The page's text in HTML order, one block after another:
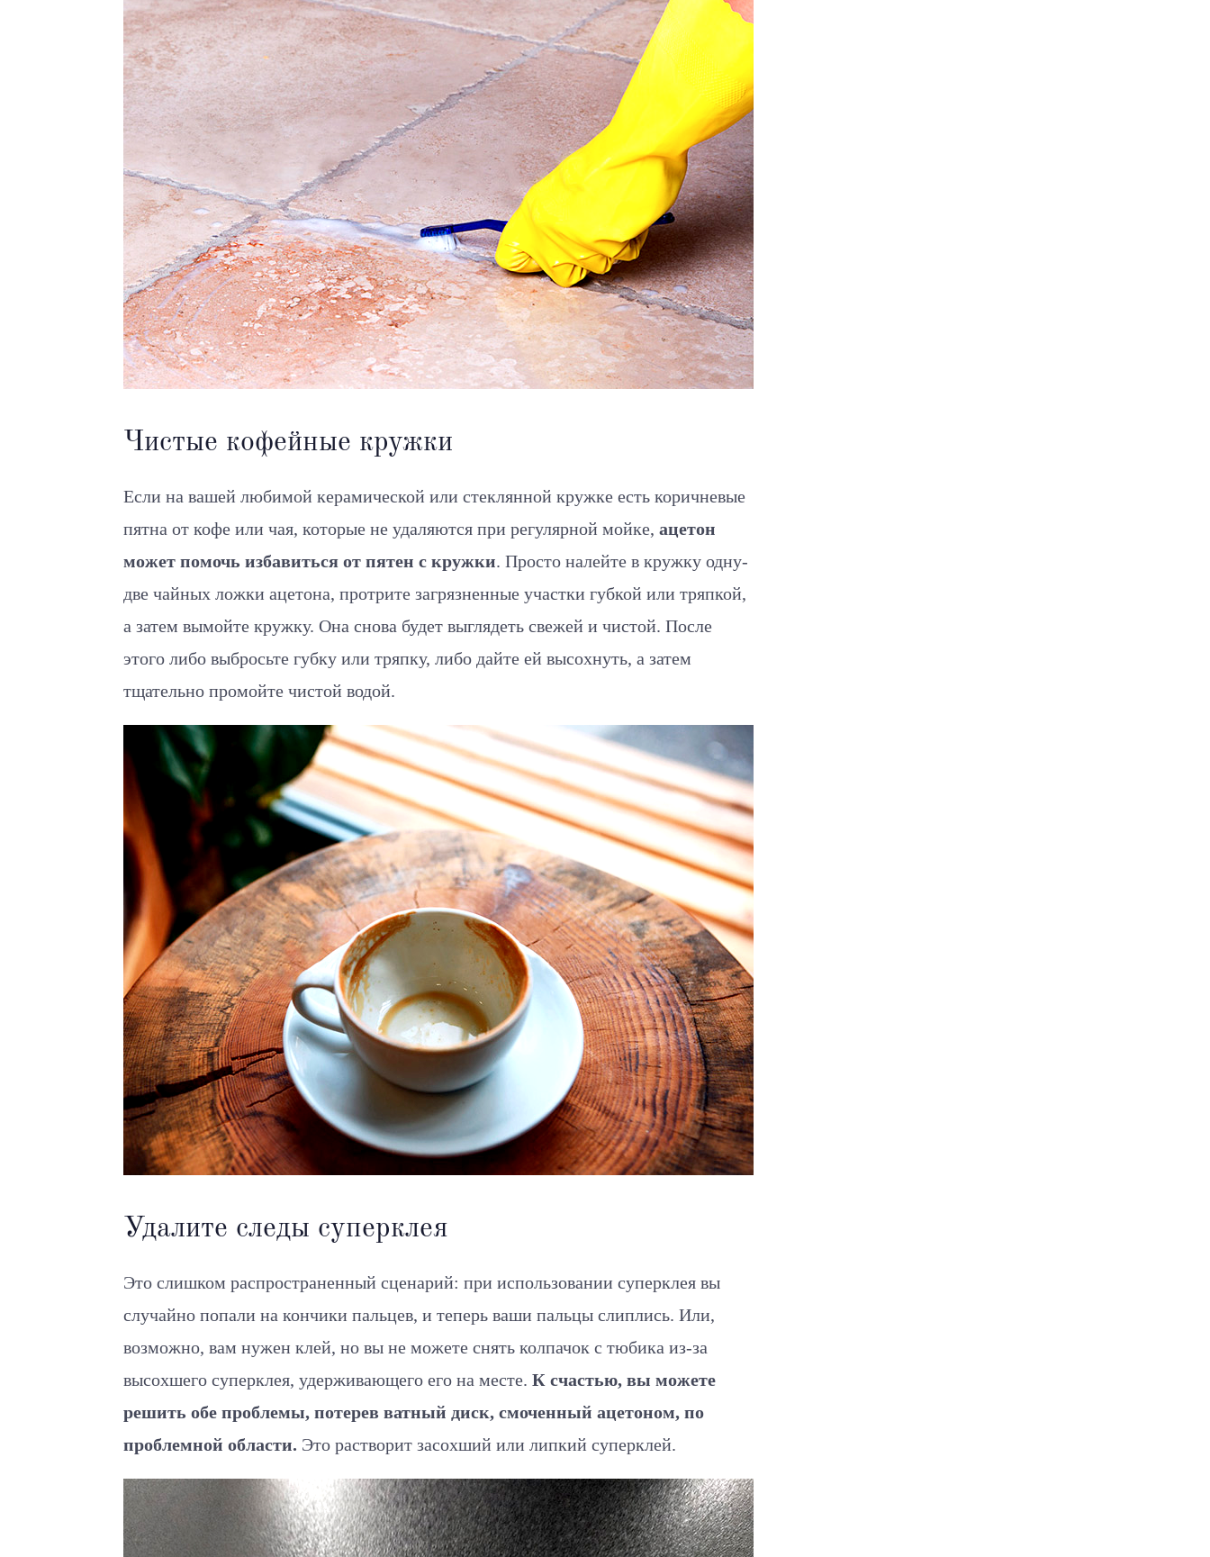
Чистые кофейные кружки
Если на вашей любимой керамической или стеклянной кружке есть коричневые
пятна от кофе или чая, которые не удаляются при регулярной мойке, ацетон
может помочь избавиться от пятен с кружки. Просто налейте в кружку одну-
две чайных ложки ацетона, протрите загрязненные участки губкой или тряпкой,
а затем вымойте кружку. Она снова будет выглядеть свежей и чистой. После
этого либо выбросьте губку или тряпку, либо дайте ей высохнуть, а затем
тщательно промойте чистой водой.
Удалите следы суперклея
Это слишком распространенный сценарий: при использовании суперклея вы
случайно попали на кончики пальцев, и теперь ваши пальцы слиплись. Или,
возможно, вам нужен клей, но вы не можете снять колпачок с тюбика из-за
высохшего суперклея, удерживающего его на месте. К счастью, вы можете
решить обе проблемы, потерев ватный диск, смоченный ацетоном, по
проблемной области. Это растворит засохший или липкий суперклей.